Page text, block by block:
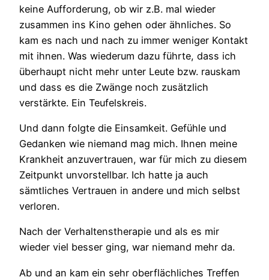
keine Aufforderung, ob wir z.B. mal wieder
zusammen ins Kino gehen oder ähnliches. So
kam es nach und nach zu immer weniger Kontakt
mit ihnen. Was wiederum dazu führte, dass ich
überhaupt nicht mehr unter Leute bzw. rauskam
und dass es die Zwänge noch zusätzlich
verstärkte. Ein Teufelskreis.
Und dann folgte die Einsamkeit. Gefühle und
Gedanken wie niemand mag mich. Ihnen meine
Krankheit anzuvertrauen, war für mich zu diesem
Zeitpunkt unvorstellbar. Ich hatte ja auch
sämtliches Vertrauen in andere und mich selbst
verloren.
Nach der Verhaltenstherapie und als es mir
wieder viel besser ging, war niemand mehr da.
Ab und an kam ein sehr oberflächliches Treffen